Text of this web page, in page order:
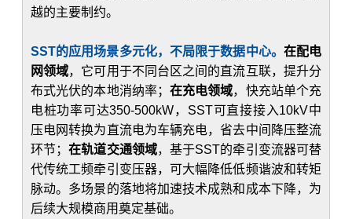
越的主要制约。
SST的应用场景多元化，不局限于数据中心。 在配电
网领域，它可用于不同台区之间的直流互联，提升分
布式光伏的本地消纳率； 在充电领域，快充站单个充
电桩功率可达350-500kW，SST可直接接入10kV中
压电网转换为直流电为车辆充电，省去中间降压整流
环节；在轨道交通领域，基于SST的牵引变流器可替
代传统工频牵引变压器，可大幅降低低频谐波和转矩
脉动。多场景的落地将加速技术成熟和成本下降，为
后续大规模商用奠定基础。